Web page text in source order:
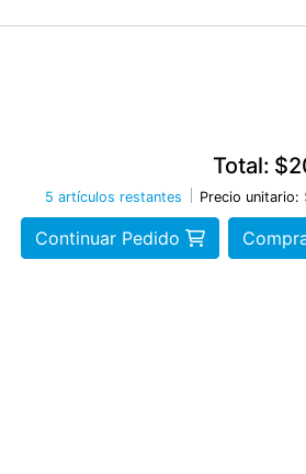
Total:
5 artículos restantes Precio unitario:
Continuar Pedido